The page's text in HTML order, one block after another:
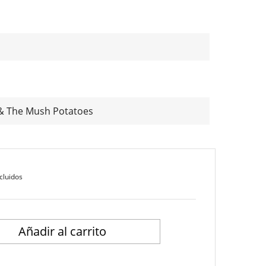
The Mush Potatoes
Añadir al carrito